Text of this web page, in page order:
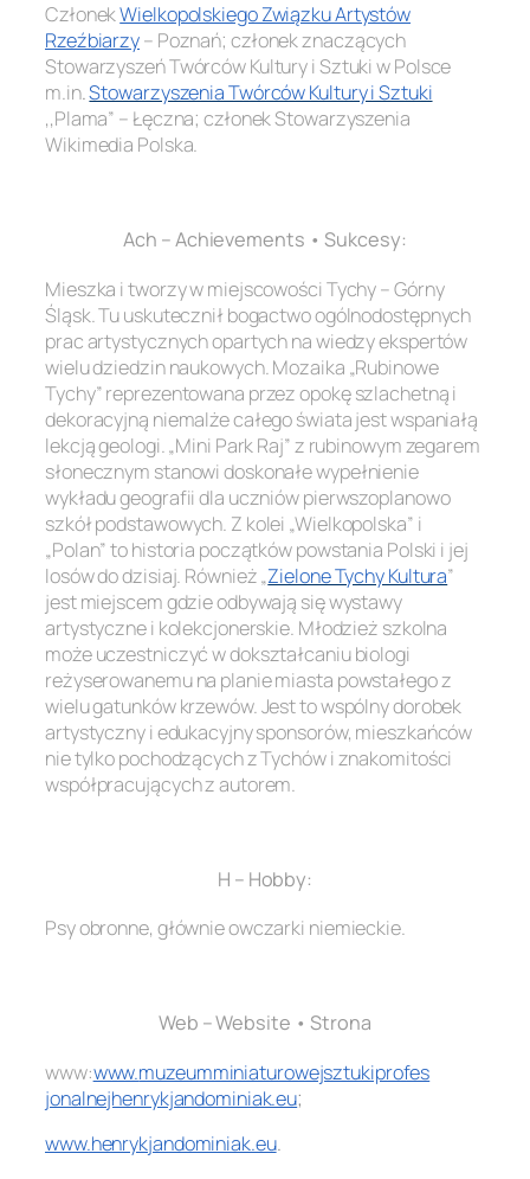
CzłonekWielkopolskiego Związku Artystów
Rzeźbiarzy– Poznań; członek znaczących
Stowarzyszeń Twórców Kultury i Sztuki w Polsce
m.in.Stowarzyszenia Twórców Kultury i Sztuki
,,Plama” – Łęczna; członek Stowarzyszenia
Wikimedia Polska.
Ach – Achievements • Sukcesy:
Mieszka i tworzy w miejscowości Tychy – Górny
Śląsk. Tu uskutecznił bogactwo ogólnodostępnych
prac artystycznych opartych na wiedzy ekspertów
wielu dziedzin naukowych. Mozaika „Rubinowe
Tychy” reprezentowana przez opokę szlachetną i
dekoracyjną niemalże całego świata jest wspaniałą
lekcją geologi. „Mini Park Raj” z rubinowym zegarem
słonecznym stanowi doskonałe wypełnienie
wykładu geografii dla uczniów pierwszoplanowo
szkół podstawowych. Z kolei „Wielkopolska” i
„Polan” to historia początków powstania Polski i jej
losów do dzisiaj. Również „Zielone Tychy Kultura”
jest miejscem gdzie odbywają się wystawy
artystyczne i kolekcjonerskie. Młodzież szkolna
może uczestniczyć w dokształcaniu biologi
reżyserowanemu na planie miasta powstałego z
wielu gatunków krzewów. Jest to wspólny dorobek
artystyczny i edukacyjny sponsorów, mieszkańców
nie tylko pochodzących z Tychów i znakomitości
współpracujących z autorem.
H – Hobby:
Psy obronne, głównie owczarki niemieckie.
Web – Website • Strona
www:www.muzeumminiaturowejsztukiprofes
jonalnejhenrykjandominiak.eu;
www.henrykjandominiak.eu.